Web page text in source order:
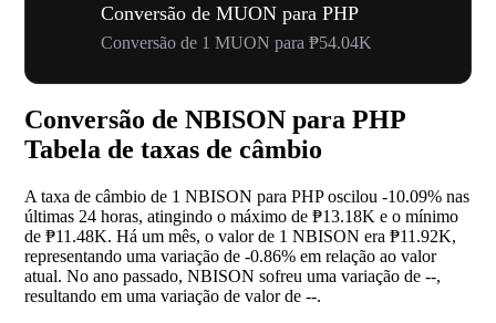
Conversão de MUON para PHP
Conversão de 1 MUON para ₱54.04K
Conversão de NBISON para PHP
Tabela de taxas de câmbio
A taxa de câmbio de 1 NBISON para PHP oscilou -10.09% nas
últimas 24 horas, atingindo o máximo de ₱13.18K e o mínimo
de ₱11.48K. Há um mês, o valor de 1 NBISON era ₱11.92K,
representando uma variação de -0.86% em relação ao valor
atual. No ano passado, NBISON sofreu uma variação de --,
resultando em uma variação de valor de --.